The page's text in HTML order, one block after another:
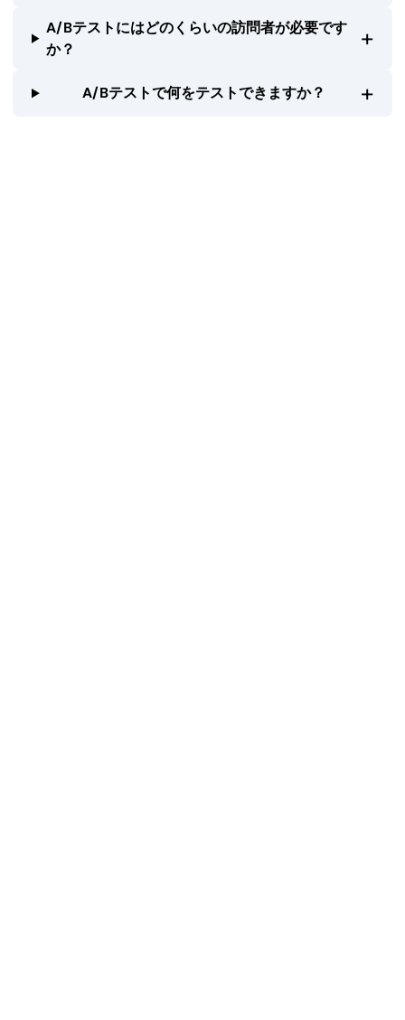
A/Bテストにはどのくらいの訪問者が必要です
か？
+
A/Bテストで何をテストできますか？ +